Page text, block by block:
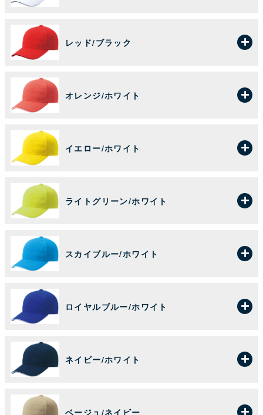
レッド/ブラック
オレンジ/ホワイト
イエロー/ホワイト
ライトグリーン/ホワイト
スカイブルー/ホワイト
ロイヤルブルー/ホワイト
ネイビー/ホワイト
ベージュ/ネイビー